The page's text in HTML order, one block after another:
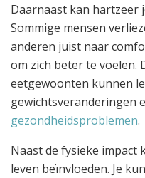
Daarnaast kan hartzeer
Sommige mensen
anderen juist naar
om zich beter te voelen.
eetgewoonten kunnen
gewichtsveranderingen
gezondheidsproblemen.
Naast de fysieke impact
leven beïnvloeden. Je